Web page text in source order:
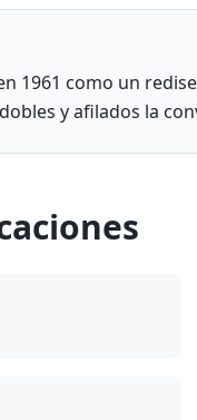
1961 como un
y afilados la